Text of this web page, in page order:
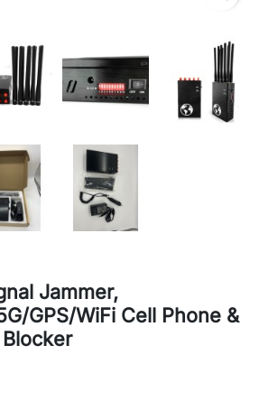
Jammer,
GPS/WiFi Cell Phone &